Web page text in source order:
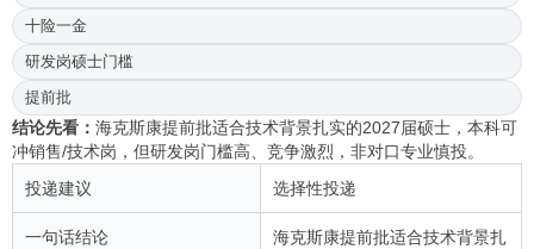
十险一金
研发岗硕士门槛
提前批
结论先看： 海克斯康提前批适合技术背景扎实的2027届硕士，本科可
冲销售/技术岗，但研发岗门槛高、竞争激烈，非对口专业慎投。
投递建议
选择性投递
一句话结论
海克斯康提前批适合技术背景扎